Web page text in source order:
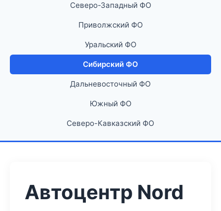
Северо-Западный ФО
Приволжский ФО
Уральский ФО
Сибирский ФО
Дальневосточный ФО
Южный ФО
Северо-Кавказский ФО
Автоцентр Nord